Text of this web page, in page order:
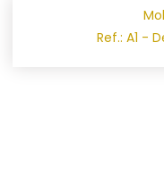
Ref.: A1 -